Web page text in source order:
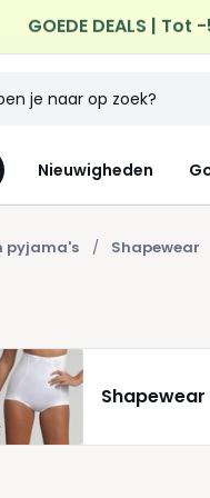
van gratis thuis
Nieuwigheden
pyjama's Shapewear
Shapewear